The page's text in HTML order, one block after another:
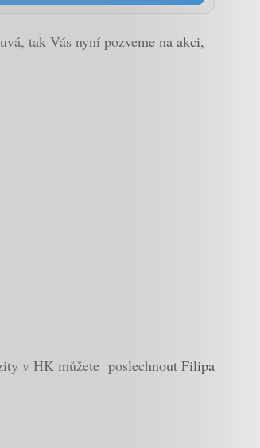
tak Vás nyní pozveme na akci,
v HK můžete poslechnout Filipa